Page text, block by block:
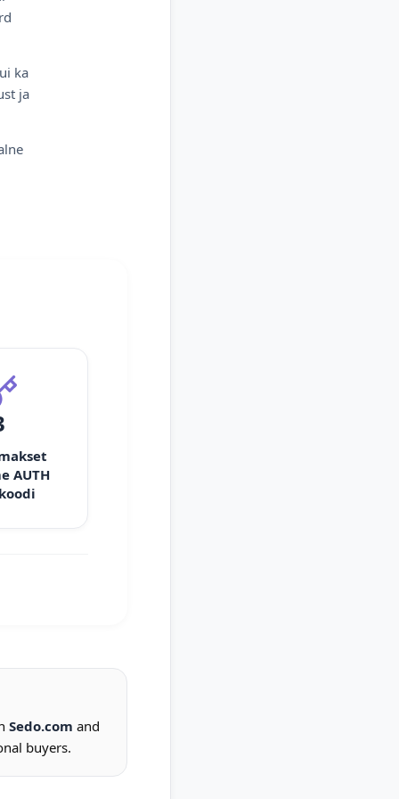
ka
ja
AUTH
Sedo.com and
buyers.